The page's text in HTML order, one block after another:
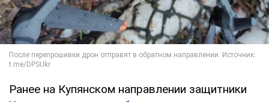
Ранее на Купянском направлении защитники